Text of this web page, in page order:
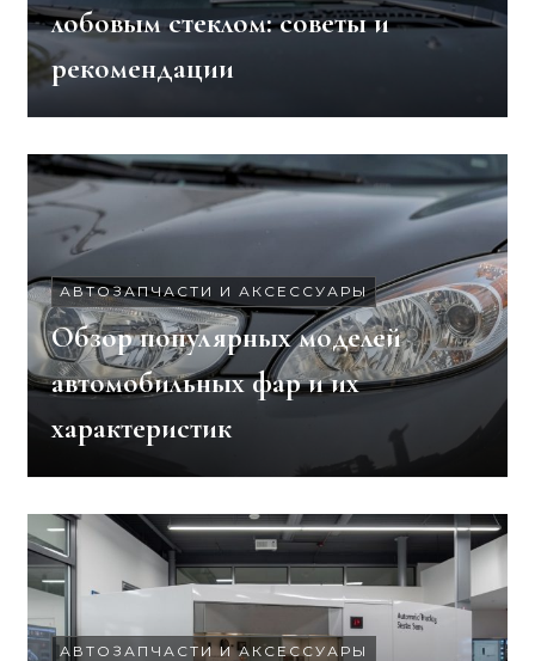
лобовым стеклом: советы и
рекомендации
АВТОЗАПЧАСТИ И АКСЕССУАРЫ
Обзор популярных моделей
автомобильных фар и их
характеристик
АВТОЗАПЧАСТИ И АКСЕССУАРЫ